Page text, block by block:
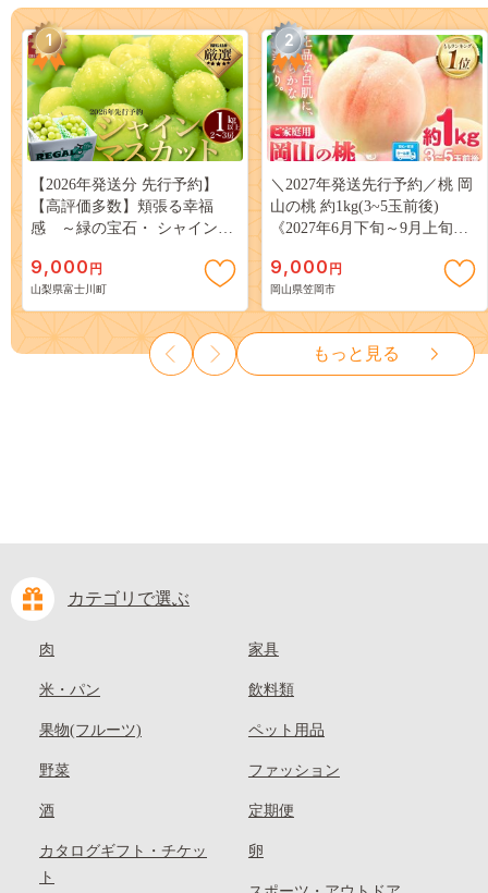
1
【2026年発送分 先行予約】
【高評価多数】頬張る幸福
感 ～緑の宝石・ シャインマ
３房） フルーツ 山梨県産 果
物 くだもの シャイン マスカ
ット ぶどう ブドウ 葡萄 大粒
種なし 先行予約 富士川町
10000円 一万円 9000円 九千円
9,000 円
山梨県富士川町
2
＼2027年発送先行予約／桃 岡
山の桃 約1kg(3~5玉前後)
《2027年6月下旬～9月上旬頃
岡山 はくとう スイーツ フル
ーツ 果物 デザート 旬 モモ も
も 先行予約 送料無料 果物 岡
山県 笠岡市 清水白桃 白鳳 白
麗 クール便---
kasaoka_zsy_419_100---
9,000 円
岡山県笠岡市
もっと見る
カテゴリで選ぶ
肉
米・パン
果物(フルーツ)
野菜
酒
カタログギフト・チケッ
ト
家具
飲料類
ペット用品
ファッション
定期便
卵